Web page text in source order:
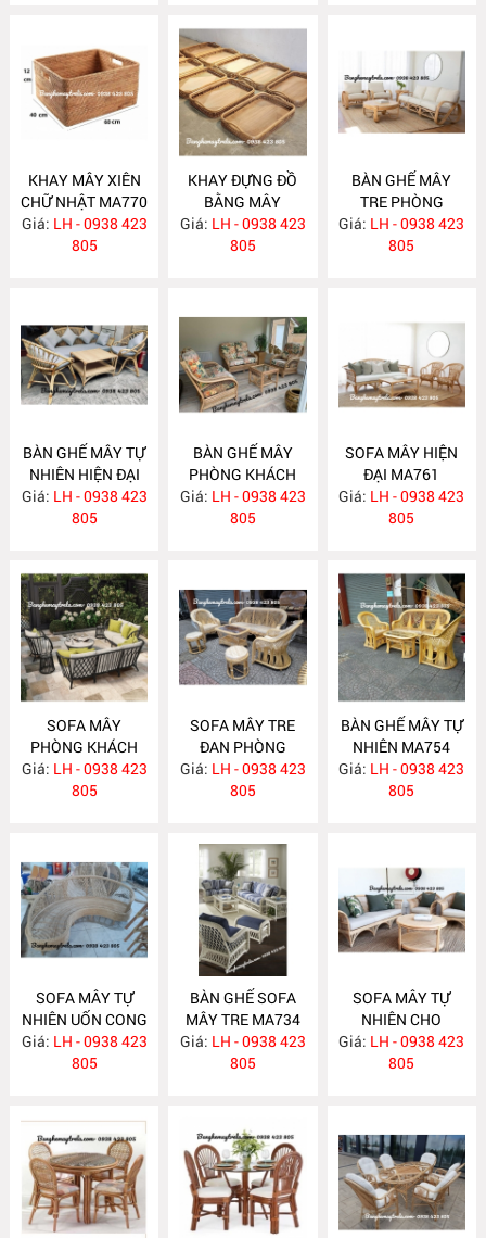
KHAY MÂY XIÊN
CHỮ NHẬT MA770
Giá: LH - 0938 423
805
KHAY ĐỰNG ĐỒ
BẰNG MÂY
MA769
Giá: LH - 0938 423
805
BÀN GHẾ MÂY
TRE PHÒNG
KHÁCH MA764
Giá: LH - 0938 423
805
BÀN GHẾ MÂY TỰ
NHIÊN HIỆN ĐẠI
MA763
Giá: LH - 0938 423
805
BÀN GHẾ MÂY
PHÒNG KHÁCH
MA762
Giá: LH - 0938 423
805
SOFA MÂY HIỆN
ĐẠI MA761
Giá: LH - 0938 423
805
SOFA MÂY
PHÒNG KHÁCH
MA760
Giá: LH - 0938 423
805
SOFA MÂY TRE
ĐAN PHÒNG
KHÁCH MA755
Giá: LH - 0938 423
805
BÀN GHẾ MÂY TỰ
NHIÊN MA754
Giá: LH - 0938 423
805
SOFA MÂY TỰ
NHIÊN UỐN CONG
MA743
Giá: LH - 0938 423
805
BÀN GHẾ SOFA
MÂY TRE MA734
Giá: LH - 0938 423
805
SOFA MÂY TỰ
NHIÊN CHO
PHÒNG KHÁCH
MA733
Giá: LH - 0938 423
805